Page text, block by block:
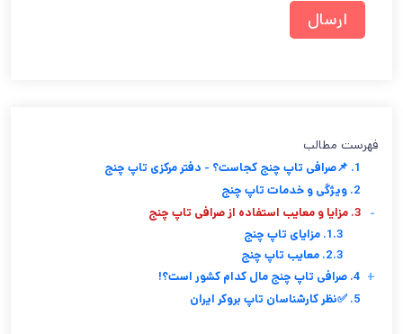
فهرست مطالب
1. 📌صرافی تاپ چنج کجاست؟ - دفتر مرکزی تاپ چنج
2. ویژگی و خدمات تاپ چنج
3. مزایا و معایب استفاده از صرافی تاپ چنج -
1.3. مزایای تاپ چنج
2.3. معایب تاپ چنج
4. صرافی تاپ چنج مال کدام کشور است؟! +
5. ✅نظر کارشناسان تاپ بروکر ایران